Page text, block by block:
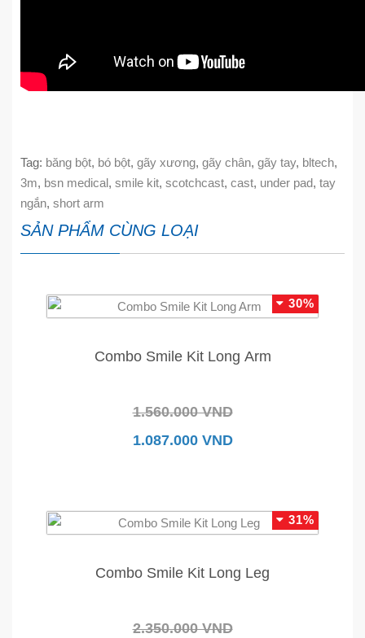
Tag: băng bột, bó bột, gãy xương, gãy chân, gãy tay, bltech,
3m, bsn medical, smile kit, scotchcast, cast, under pad, tay
ngắn, short arm
SẢN PHẨM CÙNG LOẠI
30%
Combo Smile Kit Long Arm
1.560.000 VND
1.087.000 VND
31%
Combo Smile Kit Long Leg
2.350.000 VND